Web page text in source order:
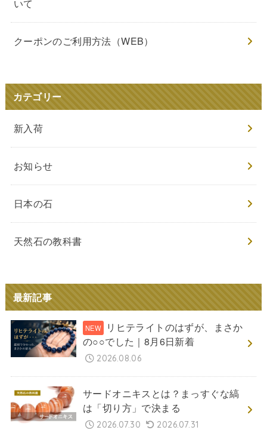
いて
クーポンのご利用方法（WEB）
カテゴリー
新入荷
お知らせ
日本の石
天然石の教科書
最新記事
リヒテライトのはずが、まさか
の○○でした｜8月6日新着
2026.08.06
サードオニキスとは？まっすぐな縞
は「切り方」で決まる
2026.07.30 2026.07.31